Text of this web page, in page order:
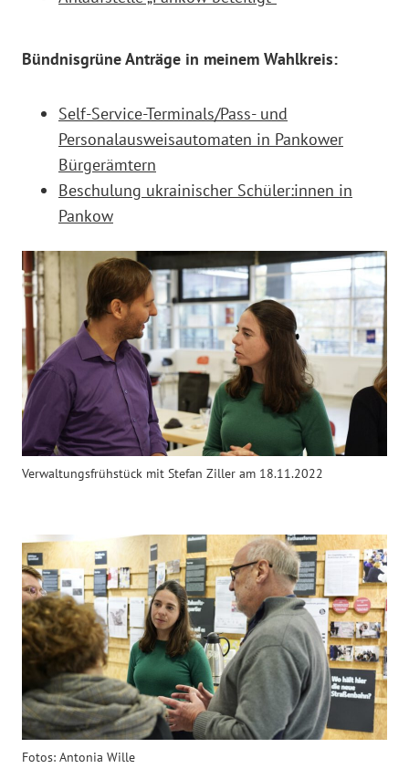
Bündnisgrüne Anträge in meinem Wahlkreis:
Self-Service-Terminals/Pass- und
Personalausweisautomaten in Pankower
Bürgerämtern
Beschulung ukrainischer Schüler:innen in
Pankow
Verwaltungsfrühstück mit Stefan Ziller am 18.11.2022
Fotos: Antonia Wille